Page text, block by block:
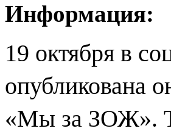
Информация:
19 октября в
опубликована
«Мы за ЗОЖ».